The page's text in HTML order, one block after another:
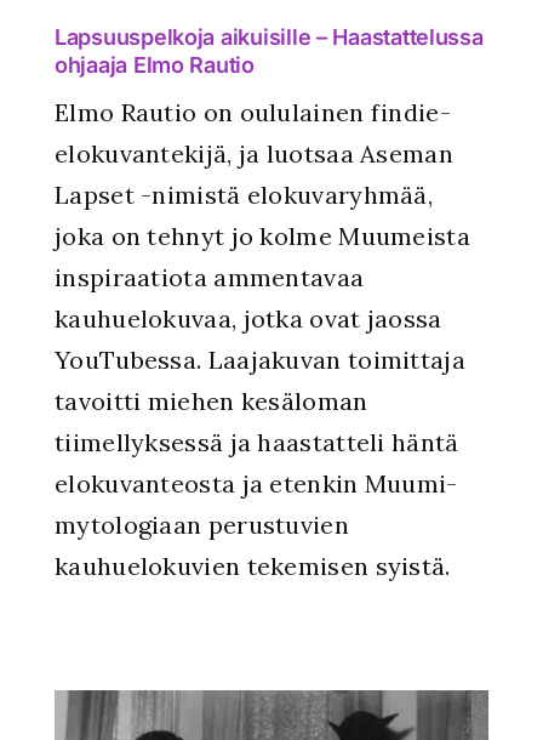
Lapsuuspelkoja aikuisille – Haastattelussa
ohjaaja Elmo Rautio
Elmo Rautio on oululainen findie-
elokuvantekijä, ja luotsaa Aseman
Lapset -nimistä elokuvaryhmää,
joka on tehnyt jo kolme Muumeista
inspiraatiota ammentavaa
kauhuelokuvaa, jotka ovat jaossa
YouTubessa. Laajakuvan toimittaja
tavoitti miehen kesäloman
tiimellyksessä ja haastatteli häntä
elokuvanteosta ja etenkin Muumi-
mytologiaan perustuvien
kauhuelokuvien tekemisen syistä.